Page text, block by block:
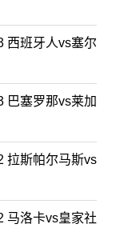
西班牙人vs塞尔
巴塞罗那vs莱加
拉斯帕尔马斯vs
马洛卡vs皇家社